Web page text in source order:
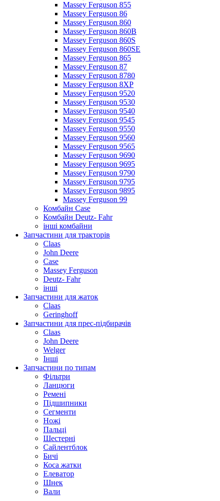
Massey Ferguson 855
Massey Ferguson 86
Massey Ferguson 860
Massey Ferguson 860B
Massey Ferguson 860S
Massey Ferguson 860SE
Massey Ferguson 865
Massey Ferguson 87
Massey Ferguson 8780
Massey Ferguson 8XP
Massey Ferguson 9520
Massey Ferguson 9530
Massey Ferguson 9540
Massey Ferguson 9545
Massey Ferguson 9550
Massey Ferguson 9560
Massey Ferguson 9565
Massey Ferguson 9690
Massey Ferguson 9695
Massey Ferguson 9790
Massey Ferguson 9795
Massey Ferguson 9895
Massey Ferguson 99
Комбайн Case
Комбайн Deutz- Fahr
інші комбайни
Запчастини для тракторів
Claas
John Deere
Case
Massey Ferguson
Deutz- Fahr
інші
Запчастини для жаток
Claas
Geringhoff
Запчастини для прес-підбирачів
Claas
John Deere
Welger
Інші
Запчастини по типам
Фільтри
Ланцюги
Ремені
Підшипники
Сегменти
Ножі
Пальці
Шестерні
Сайлентблок
Бичі
Коса жатки
Елеватор
Шнек
Вали